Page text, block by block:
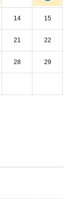
14 15
21 22
28 29